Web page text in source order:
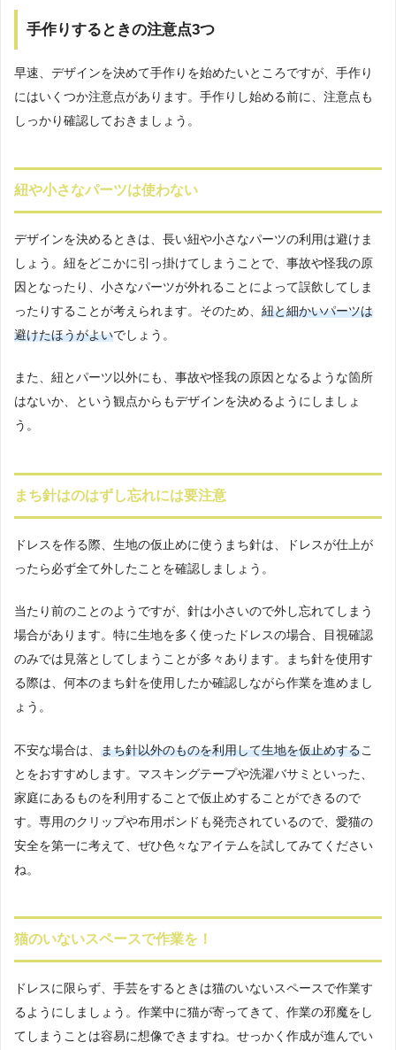
手作りするときの注意点3つ
早速、デザインを決めて手作りを始めたいところですが、手作り
にはいくつか注意点があります。手作りし始める前に、注意点も
しっかり確認しておきましょう。
紐や小さなパーツは使わない
デザインを決めるときは、長い紐や小さなパーツの利用は避けま
しょう。紐をどこかに引っ掛けてしまうことで、事故や怪我の原
因となったり、小さなパーツが外れることによって誤飲してしま
ったりすることが考えられます。そのため、 紐と細かいパーツは
避けたほうがよいでしょう。
また、紐とパーツ以外にも、事故や怪我の原因となるような箇所
はないか、という観点からもデザインを決めるようにしましょ
う。
まち針はのはずし忘れには要注意
ドレスを作る際、生地の仮止めに使うまち針は、ドレスが仕上が
ったら必ず全て外したことを確認しましょう。
当たり前のことのようですが、針は小さいので外し忘れてしまう
場合があります。特に生地を多く使ったドレスの場合、目視確認
のみでは見落としてしまうことが多々あります。まち針を使用す
る際は、何本のまち針を使用したか確認しながら作業を進めまし
ょう。
不安な場合は、 まち針以外のものを利用して生地を仮止めするこ
とをおすすめします。マスキングテープや洗濯バサミといった、
家庭にあるものを利用することで仮止めすることができるので
す。専用のクリップや布用ボンドも発売されているので、愛猫の
安全を第一に考えて、ぜひ色々なアイテムを試してみてください
ね。
猫のいないスペースで作業を！
ドレスに限らず、手芸をするときは猫のいないスペースで作業す
るようにしましょう。作業中に猫が寄ってきて、作業の邪魔をし
てしまうことは容易に想像できますね。せっかく作成が進んでい